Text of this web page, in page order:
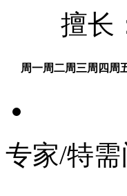
擅长
周一周二周三周四 周
专家/特需